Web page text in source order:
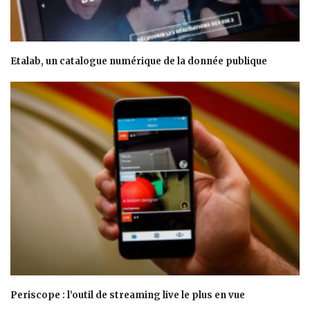
Etalab, un catalogue numérique de la donnée publique
Periscope : l’outil de streaming live le plus en vue